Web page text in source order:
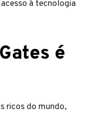
à tecnologia
é
ricos do mundo,